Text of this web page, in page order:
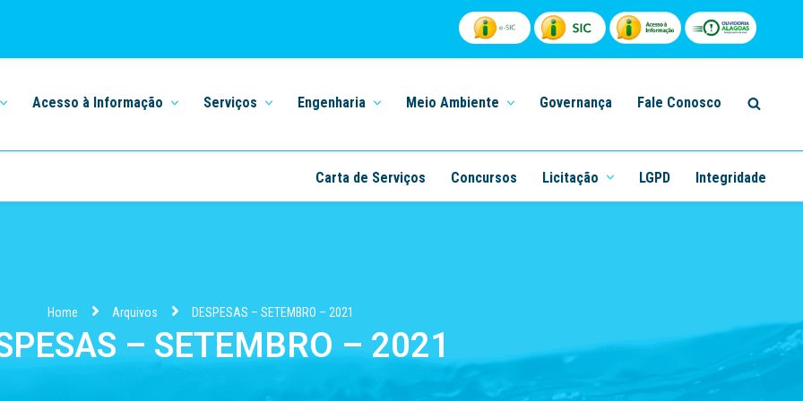
Acesso à Informação Serviços Engenharia Meio Ambiente Governança Fale Conosco
Carta de Serviços Concursos Licitação LGPD Integridade
Home Arquivos DESPESAS – SETEMBRO – 2021
– SETEMBRO – 2021